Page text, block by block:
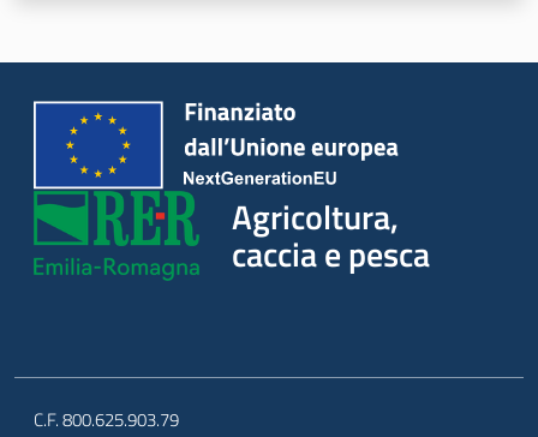
Agricoltura,
caccia e pesca
C.F. 800.625.903.79